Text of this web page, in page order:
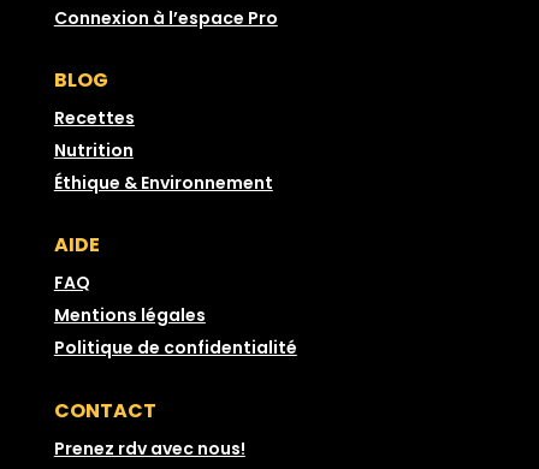
Connexion à l’espace Pro
BLOG
Recettes
Nutrition
Éthique & Environnement
AIDE
FAQ
Mentions légales
Politique de confidentialité
CONTACT
Prenez rdv avec nous!